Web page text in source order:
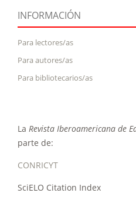
INFORMACIÓN
Para lectores/as
Para autores/as
Para bibliotecarios/as
La Revista Iberoamericana de
parte de:
CONRICYT
SciELO Citation Index